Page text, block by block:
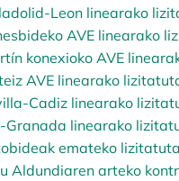
Leon linearako
AVE linearako
konexioko AVE
AVE linearako
Cadiz linearako
linearako
emateko
Aldundiaren arteko